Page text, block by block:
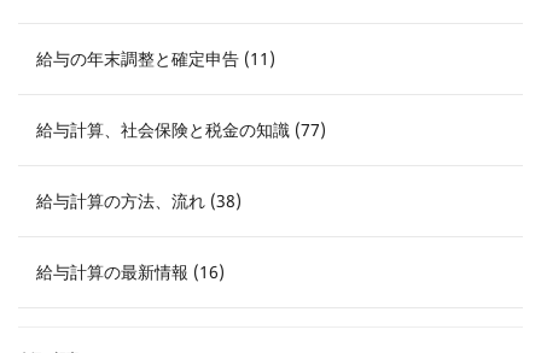
給与の年末調整と確定申告 (11)
給与計算、社会保険と税金の知識 (77)
給与計算の方法、流れ (38)
給与計算の最新情報 (16)